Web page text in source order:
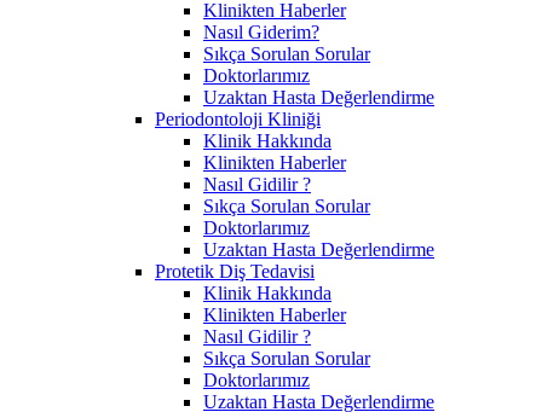
Klinikten Haberler
Nasıl Giderim?
Sıkça Sorulan Sorular
Doktorlarımız
Uzaktan Hasta Değerlendirme
Periodontoloji Kliniği
Klinik Hakkında
Klinikten Haberler
Nasıl Gidilir ?
Sıkça Sorulan Sorular
Doktorlarımız
Uzaktan Hasta Değerlendirme
Protetik Diş Tedavisi
Klinik Hakkında
Klinikten Haberler
Nasıl Gidilir ?
Sıkça Sorulan Sorular
Doktorlarımız
Uzaktan Hasta Değerlendirme